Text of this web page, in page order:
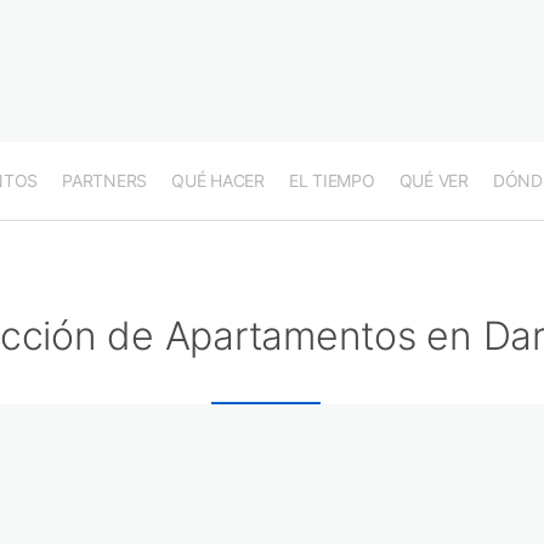
PARTNERS QUÉ HACER EL TIEMPO QUÉ VER
de Apartamentos en